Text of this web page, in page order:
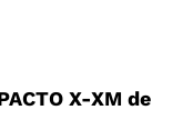
X-XM de